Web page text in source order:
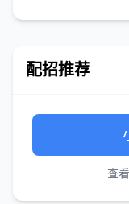
配招推荐
查